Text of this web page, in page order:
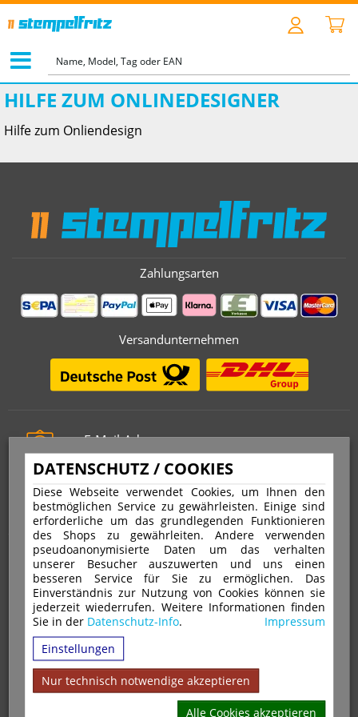
DATENSCHUTZ / COOKIES
Diese Webseite verwendet Cookies, um Ihnen den
bestmöglichen Service zu gewährleisten. Einige sind
erforderliche um das grundlegenden Funktionieren
des Shops zu gewährleiten. Andere verwenden
pseudoanonymisierte Daten um das verhalten
unserer Besucher auszuwerten und uns einen
besseren Service für Sie zu ermöglichen. Das
Einverständnis zur Nutzung von Cookies können sie
jederzeit wiederrufen. Weitere Informationen finden
Sie in der Datenschutz-Info.
Impressum
Einstellungen
Nur technisch notwendige akzeptieren
Alle Cookies akzeptieren
HILFE ZUM ONLINEDESIGNER
Hilfe zum Onliendesign
Zahlungsarten
Versandunternehmen
E-Mail-Adresse
info@stempelfritz.de
Telefon
0221 677 812 08
Über uns
VERTRAG WIDERRUFEN
IMPRESSUM
DATENSCHUTZ
WIDERRUFSRECHT
AGB
VERSAND & ZAHLUNGSARTEN
WARENKORB
MAGAZIN